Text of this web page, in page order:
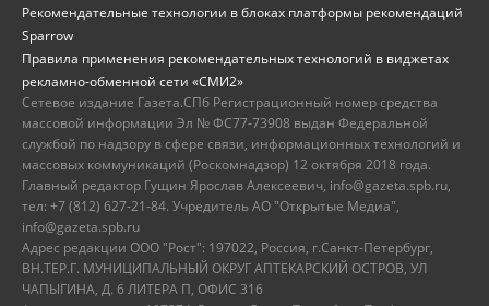
Рекомендательные технологии в блоках платформы рекомендаций
Sparrow
Правила применения рекомендательных технологий в виджетах
рекламно-обменной сети «СМИ2»
Сетевое издание Газета.СПб Регистрационный номер средства
массовой информации Эл № ФС77-73908 выдан Федеральной
службой по надзору в сфере связи, информационных технологий и
массовых коммуникаций (Роскомнадзор) 12 октября 2018 года.
Главный редактор Гущин Ярослав Алексеевич, info@gazeta.spb.ru,
тел: +7 (812) 627-21-84. Учредитель АО "Открытые Медиа",
info@gazeta.spb.ru
Адрес редакции ООО "Рост": 197022, Россия, г.Санкт-Петербург,
ВН.ТЕР.Г. МУНИЦИПАЛЬНЫЙ ОКРУГ АПТЕКАРСКИЙ ОСТРОВ, УЛ
ЧАПЫГИНА, Д. 6 ЛИТЕРА П, ОФИС 316